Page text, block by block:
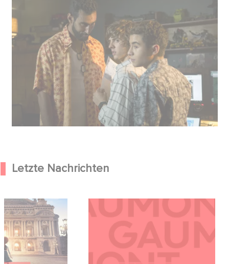
Letzte Nachrichten
Hero kündigen
Ballerina - Gib
auf an